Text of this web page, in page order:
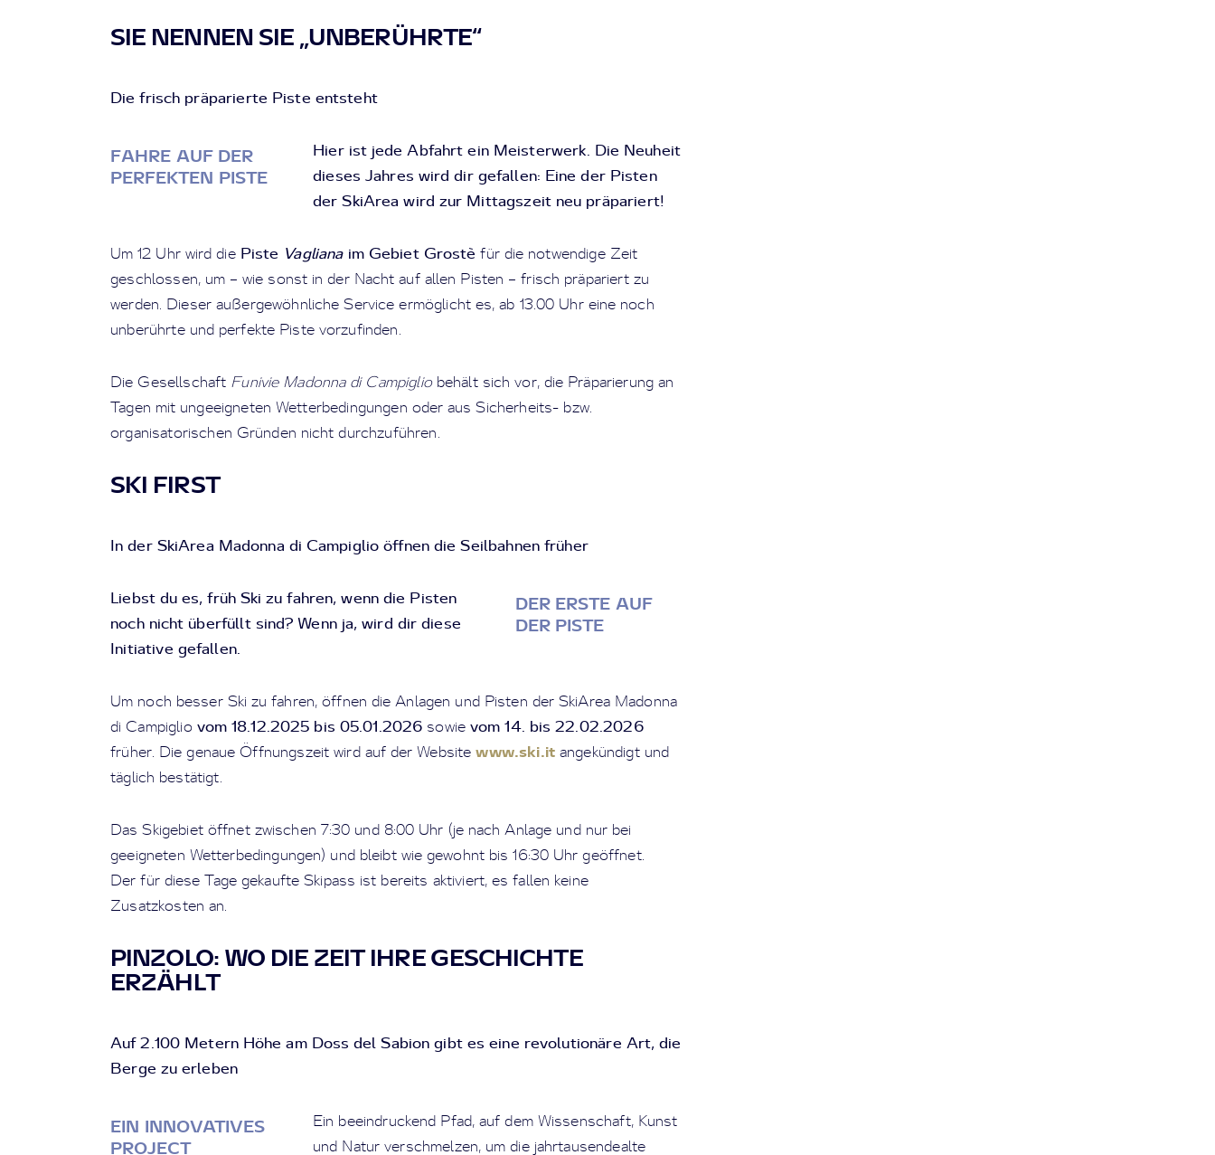
SIE NENNEN SIE „UNBERÜHRTE“
Die frisch präparierte Piste entsteht
FAHRE AUF DER
PERFEKTEN PISTE
Hier ist jede Abfahrt ein Meisterwerk. Die Neuheit
dieses Jahres wird dir gefallen: Eine der Pisten
der SkiArea wird zur Mittagszeit neu präpariert!
Um 12 Uhr wird die Piste Vaglianaim Gebiet Grostè für die notwendige Zeit
geschlossen, um – wie sonst in der Nacht auf allen Pisten – frisch präpariert zu
werden. Dieser außergewöhnliche Service ermöglicht es, ab 13.00 Uhr eine noch
unberührte und perfekte Piste vorzufinden.
Die Gesellschaft Funivie Madonna di Campigliobehält sich vor, die Präparierung an
Tagen mit ungeeigneten Wetterbedingungen oder aus Sicherheits- bzw.
organisatorischen Gründen nicht durchzuführen.
SKI FIRST
In der SkiArea Madonna di Campiglio öffnen die Seilbahnen früher
DER ERSTE AUF
DER PISTE
Liebst du es, früh Ski zu fahren, wenn die Pisten
noch nicht überfüllt sind? Wenn ja, wird dir diese
Initiative gefallen.
Um noch besser Ski zu fahren, öffnen die Anlagen und Pisten der SkiArea Madonna
di Campiglio vom 18.12.2025 bis 05.01.2026 sowie vom 14. bis 22.02.2026
früher. Die genaue Öffnungszeit wird auf der Websitewww.ski.it angekündigt und
täglich bestätigt.
Das Skigebiet öffnet zwischen 7:30 und 8:00 Uhr (je nach Anlage und nur bei
geeigneten Wetterbedingungen) und bleibt wie gewohnt bis 16:30 Uhr geöffnet.
Der für diese Tage gekaufte Skipass ist bereits aktiviert, es fallen keine
Zusatzkosten an.
PINZOLO: WO DIE ZEIT IHRE GESCHICHTE
ERZÄHLT
Auf 2.100 Metern Höhe am Doss del Sabion gibt es eine revolutionäre Art, die
Berge zu erleben
EIN INNOVATIVES
PROJECT
Ein beeindruckend Pfad, auf dem Wissenschaft, Kunst
und Natur verschmelzen, um die jahrtausendealte